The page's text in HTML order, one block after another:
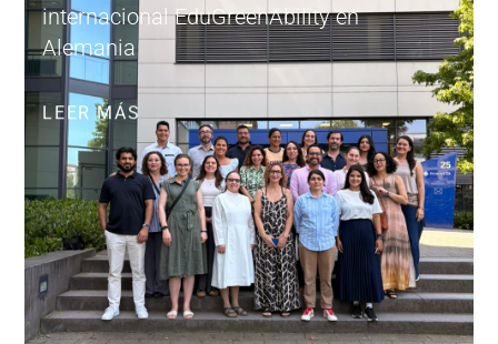
internacional EduGreenAbility en
Alemania
LEER MÁS